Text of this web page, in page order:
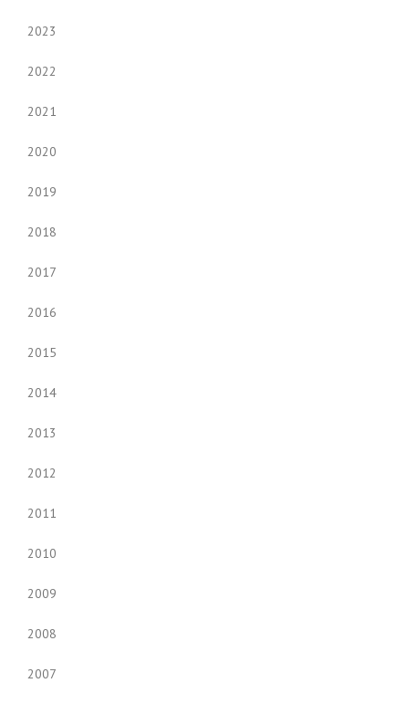
2023
2022
2021
2020
2019
2018
2017
2016
2015
2014
2013
2012
2011
2010
2009
2008
2007